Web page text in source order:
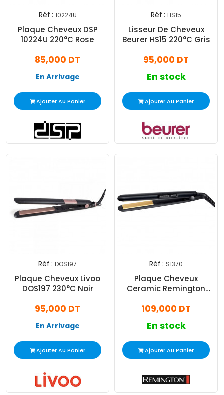
Réf : 10224U
Plaque Cheveux DSP
10224U 220°C Rose
85,000 DT
En Arrivage
Ajouter Au Panier
Réf : HS15
Lisseur De Cheveux
Beurer HS15 220°C Gris
95,000 DT
En stock
Ajouter Au Panier
Réf : DOS197
Plaque Cheveux Livoo
DOS197 230°C Noir
95,000 DT
En Arrivage
Ajouter Au Panier
Réf : S1370
Plaque Cheveux
Ceramic Remington
Noir
109,000 DT
En stock
Ajouter Au Panier